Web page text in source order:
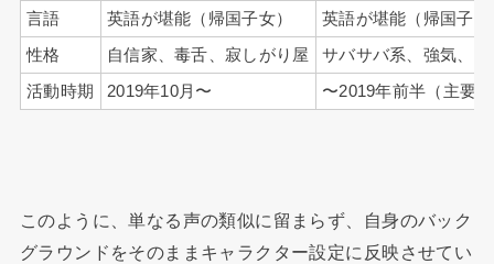
言語 英語が堪能（帰国子女） 英語が堪能（帰国子女
性格 自信家、毒舌、寂しがり屋 サバサバ系、強気、
活動時期 2019年10月〜 〜2019年前半（主要
このように、単なる声の類似に留まらず、自身のバック
グラウンドをそのままキャラクター設定に反映させてい